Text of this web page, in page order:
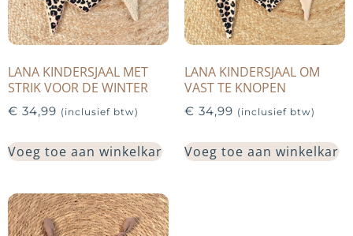
LANA KINDERSJAAL MET
STRIK VOOR DE WINTER
€ 34,99 (inclusief btw)
Voeg toe aan winkelkar
LANA KINDERSJAAL OM
VAST TE KNOPEN
€ 34,99 (inclusief btw)
Voeg toe aan winkelkar